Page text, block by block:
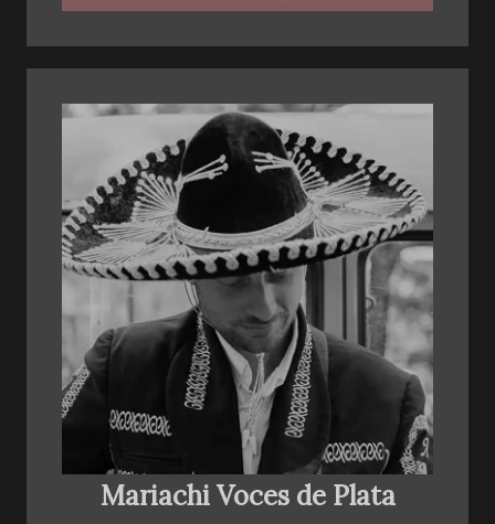
Mariachi Voces de Plata